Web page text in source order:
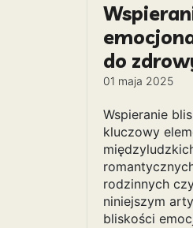
do
01 maja 2025
Wspieranie
kluczowy
rodzinnych
niniejszym
bliskości